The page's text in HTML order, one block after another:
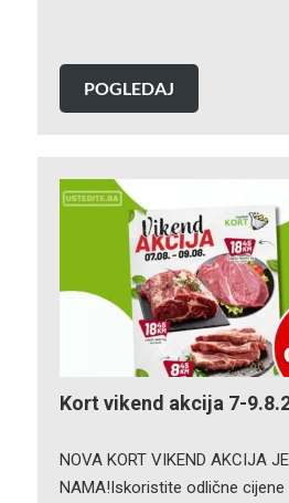
POGLEDAJ
Kort vikend akcija 7-
NOVA KORT VIKEND AKCIJA
NAMA!Iskoristite odlične cijene